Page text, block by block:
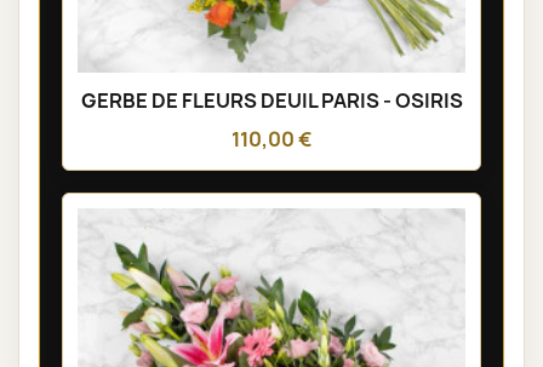
GERBE DE FLEURS DEUIL PARIS - OSIRIS
110,00 €